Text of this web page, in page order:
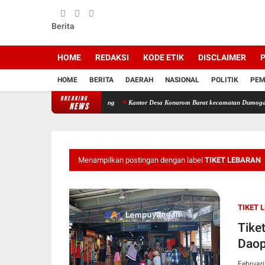
Berita
HOME REDAKSI KODE ETIK DISCLAIMER
HOME BERITA DAERAH NASIONAL POLITIK
BREAKING
NEWS
Tanpa Knalpot Brong Kantor Desa Konarom Barat kecamatan Dumoga tenggara,
Menampilkan postingan dengan label TIKET LEBARAN
TIKET